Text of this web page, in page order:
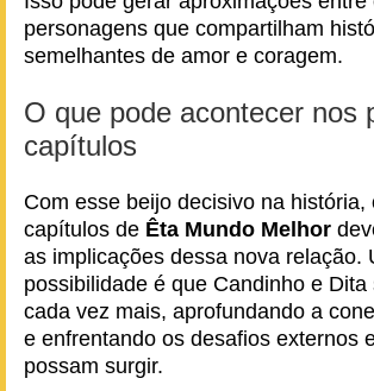
personagens que compartilham
semelhantes de amor e coragem.
O que pode acontecer nos
capítulos
Com esse beijo decisivo na história,
capítulos de Êta Mundo Melhor
as implicações dessa nova relação.
possibilidade é que Candinho e Dita
cada vez mais, aprofundando a
e enfrentando os desafios externos
possam surgir.